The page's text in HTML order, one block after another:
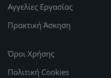
Αγγελίες Εργασίας
Πρακτική Άσκηση
Όροι Χρήσης
Πολιτική Cookies